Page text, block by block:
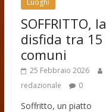
SOFFRITTO, la
disfida tra 15
comuni
25 Febbraio 2026
redazionale
0
Soffritto, un piatto